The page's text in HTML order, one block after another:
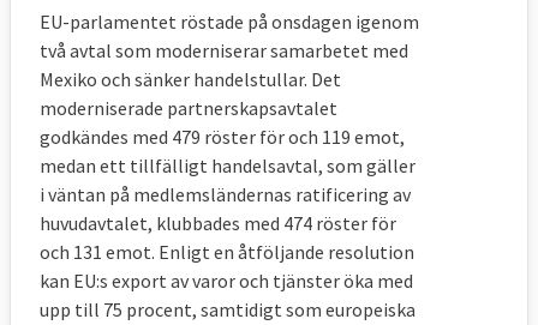
EU-parlamentet röstade på onsdagen igenom
två avtal som moderniserar samarbetet med
Mexiko och sänker handelstullar. Det
moderniserade partnerskapsavtalet
godkändes med 479 röster för och 119 emot,
medan ett tillfälligt handelsavtal, som gäller
i väntan på medlemsländernas ratificering av
huvudavtalet, klubbades med 474 röster för
och 131 emot. Enligt en åtföljande resolution
kan EU:s export av varor och tjänster öka med
upp till 75 procent, samtidigt som europeiska